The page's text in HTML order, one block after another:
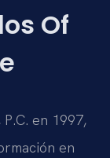
Of
P.C. en 1997,
en